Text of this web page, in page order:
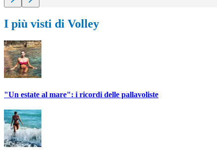
I più visti di Volley
"Un estate al mare": i ricordi delle pallavoliste